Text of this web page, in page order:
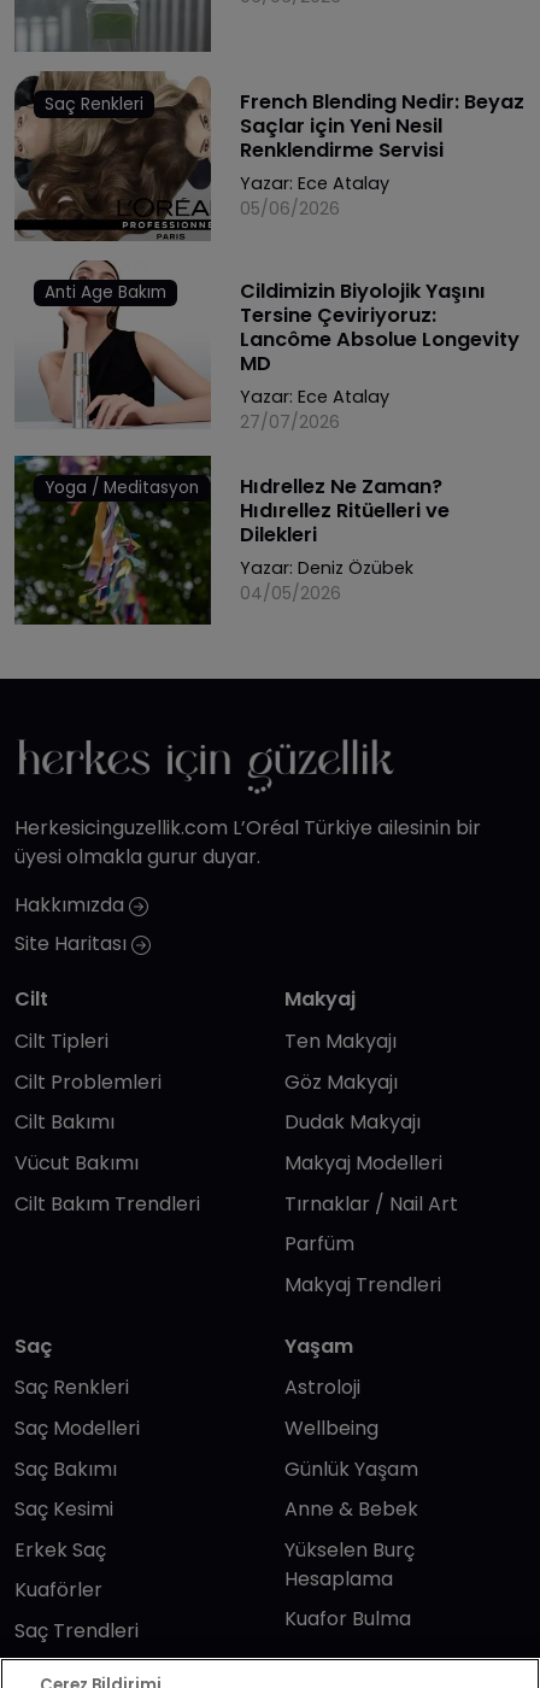
Saç Renkleri
French Blending Nedir: Beyaz
Saçlar için Yeni Nesil
Renklendirme Servisi
Yazar: Ece Atalay
05/06/2026
Anti Age Bakım
Cildimizin Biyolojik Yaşını
Tersine Çeviriyoruz:
Lancôme Absolue Longevity
MD
Yazar: Ece Atalay
27/07/2026
Yoga / Meditasyon
Hıdrellez Ne Zaman?
Hıdırellez Ritüelleri ve
Dilekleri
Yazar: Deniz Özübek
04/05/2026
Herkesicinguzellik.com L’Oréal Türkiye ailesinin bir
üyesi olmakla gurur duyar.
Hakkımızda
Site Haritası
Cilt
Cilt Tipleri
Cilt Problemleri
Cilt Bakımı
Vücut Bakımı
Cilt Bakım Trendleri
Makyaj
Ten Makyajı
Göz Makyajı
Dudak Makyajı
Makyaj Modelleri
Tırnaklar / Nail Art
Parfüm
Makyaj Trendleri
Saç
Saç Renkleri
Saç Modelleri
Saç Bakımı
Saç Kesimi
Erkek Saç
Kuaförler
Saç Trendleri
Yaşam
Astroloji
Wellbeing
Günlük Yaşam
Anne & Bebek
Yükselen Burç
Hesaplama
Kuafor Bulma